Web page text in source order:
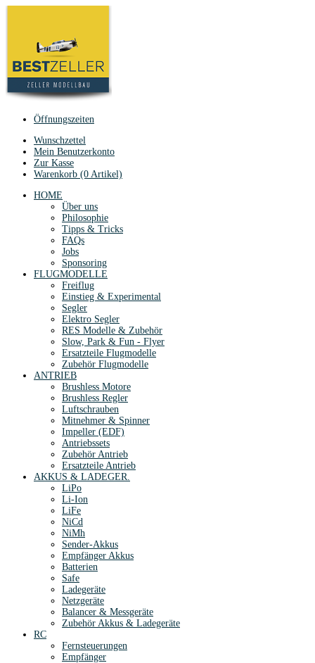
Öffnungszeiten
Wunschzettel
Mein Benutzerkonto
Zur Kasse
Warenkorb (0 Artikel)
HOME
Über uns
Philosophie
Tipps & Tricks
FAQs
Jobs
Sponsoring
FLUGMODELLE
Freiflug
Einstieg & Experimental
Segler
Elektro Segler
RES Modelle & Zubehör
Slow, Park & Fun - Flyer
Ersatzteile Flugmodelle
Zubehör Flugmodelle
ANTRIEB
Brushless Motore
Brushless Regler
Luftschrauben
Mitnehmer & Spinner
Impeller (EDF)
Antriebssets
Zubehör Antrieb
Ersatzteile Antrieb
AKKUS & LADEGER.
LiPo
Li-Ion
LiFe
NiCd
NiMh
Sender-Akkus
Empfänger Akkus
Batterien
Safe
Ladegeräte
Netzgeräte
Balancer & Messgeräte
Zubehör Akkus & Ladegeräte
RC
Fernsteuerungen
Empfänger